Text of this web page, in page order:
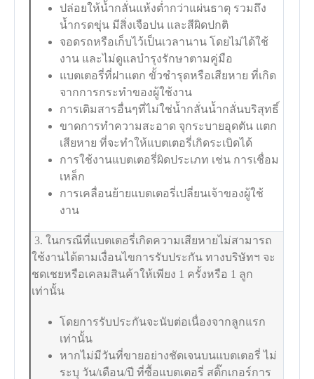
ปล่อยให้น้ำกลั่นแห้งต่ำกว่าแผ่นธาตุ รวมถึง
น้ำกรดขุ่น มีสิ่งเจือปน และสีผิดปกติ
จอดรถหรือเก็บไว้เป็นเวลานาน โดยไม่ได้ใช้
งาน และไม่ดูแลบำรุงรักษาตามคู่มือ
แบตเตอรี่ที่ฝาแตก ขั้วชำรุดหรือเสียหาย ที่เกิด
จากการกระทำของผู้ใช้งาน
การเติมสารอื่นๆที่ไม่ใช่น้ำกลั่นน้ำกลั่นบริสุทธิ์
ขาดการทำความสะอาด จุกระบายอุดตัน แตก
เสียหาย ที่จะทำให้แบตเตอรี่เกิดระเบิดได้
การใช้งานแบตเตอรี่ผิดประเภท เช่น การเชื่อม
เหล็ก
การเคลื่อนย้ายแบตเตอรี่เปลี่ยนเจ้าของผู้ใช้
งาน
3. ในกรณีที่แบตเตอรี่เกิดความเสียหายไม่สามารถ
ใช้งานได้ตามเงื่อนไขการรับประกัน ทางบริษัทฯ จะ
ชดเชยหรือเคลมสินค้าให้เพียง 1 ครั้งหรือ 1 ลูก
เท่านั้น
โดยการรับประกันจะนับต่อเนื่องจากลูกแรก
เท่านั้น
หากไม่มีวันที่ขายอย่างชัดเจนบนแบตเตอรี่ ไม่
ระบุ วัน/เดือน/ปี ที่ซื้อแบตเตอรี่ สติ๊กเกอร์การ